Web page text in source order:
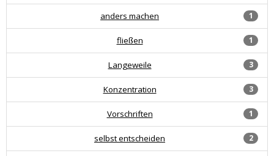
1
anders machen
1
fließen
3
Langeweile
3
Konzentration
1
Vorschriften
2
selbst entscheiden